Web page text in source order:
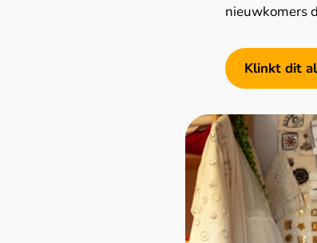
nieuwkomers
Klinkt dit